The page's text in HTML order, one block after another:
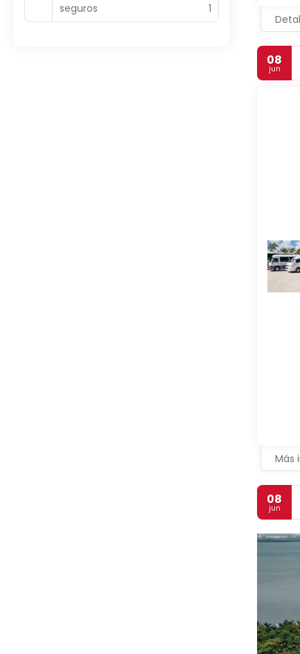
08
jun
Más
08
jun
seguros 1